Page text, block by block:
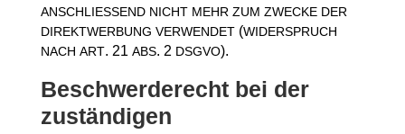
ANSCHLIESSEND NICHT MEHR ZUM ZWECKE DER
DIREKTWERBUNG VERWENDET(WIDERSPRUCH
NACH ART. 21 ABS. 2 DSGVO).
Beschwerde­recht bei der
zustän­di­gen